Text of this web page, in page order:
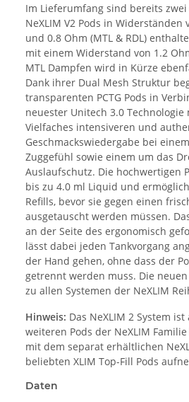
Im Lieferumfang sind bereits
NeXLIM V2 Pods in Widerständen
und 0.8 Ohm (MTL & RDL)
mit einem Widerstand von 1.2
MTL Dampfen wird in Kürze
Dank ihrer Dual Mesh Struktur
transparenten PCTG Pods in
neuester Unitech 3.0
Vielfaches intensiveren und
Geschmackswiedergabe bei
Zuggefühl sowie einem um das
Auslaufschutz. Die hochwertigen
bis zu 4.0 ml Liquid und
Refills, bevor sie gegen einen
ausgetauscht werden müssen.
an der Seite des ergonomisch
lässt dabei jeden Tankvorgang
der Hand gehen, ohne dass der
getrennt werden muss. Die neuen
zu allen Systemen der NeXLIM
Hinweis: Das NeXLIM 2 System
weiteren Pods der NeXLIM
mit dem separat erhältlichen
beliebten XLIM Top-Fill Pods
Daten